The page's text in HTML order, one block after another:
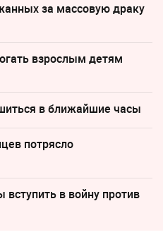
за массовую драку
взрослым детям
в ближайшие часы
потрясло
вступить в войну против